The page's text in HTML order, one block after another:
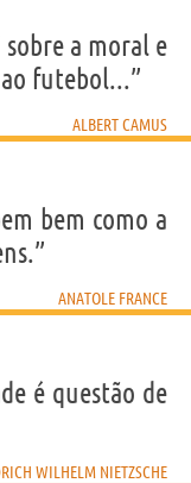
a moral e
futebol...”
ALBERT CAMUS
bem como a
ANATOLE FRANCE
é questão de
WILHELM NIETZSCHE